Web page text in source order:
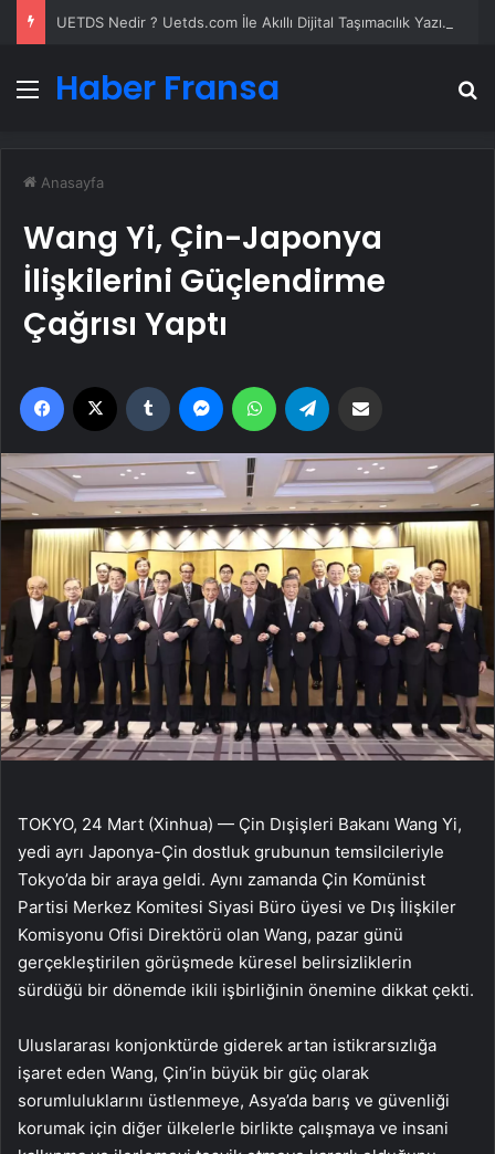
UETDS Nedir ? Uetds.com İle Akıllı Dijital Taşımacılık Yazılımı
Menü
Haber Fransa
Anasayfa
Wang Yi, Çin-Japonya
İlişkilerini Güçlendirme
Çağrısı Yaptı
Facebook Tumblr MessengerWhatsApp
TOKYO, 24 Mart (Xinhua) — Çin Dışişleri Bakanı Wang Yi,
yedi ayrı Japonya-Çin dostluk grubunun temsilcileriyle
Tokyo’da bir araya geldi. Aynı zamanda Çin Komünist
Partisi Merkez Komitesi Siyasi Büro üyesi ve Dış İlişkiler
Komisyonu Ofisi Direktörü olan Wang, pazar günü
gerçekleştirilen görüşmede küresel belirsizliklerin
sürdüğü bir dönemde ikili işbirliğinin önemine dikkat çekti.
Uluslararası konjonktürde giderek artan istikrarsızlığa
işaret eden Wang, Çin’in büyük bir güç olarak
sorumluluklarını üstlenmeye, Asya’da barış ve güvenliği
korumak için diğer ülkelerle birlikte çalışmaya ve insani